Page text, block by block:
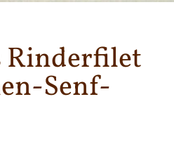
Rinderfilet
Senf-